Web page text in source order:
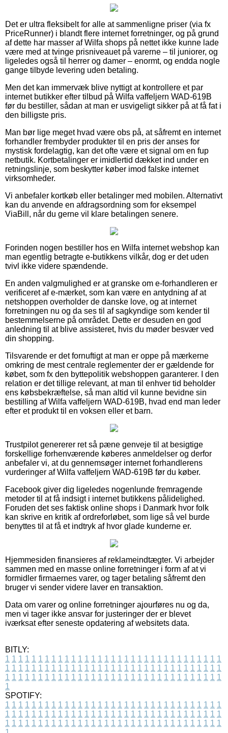
Det er ultra fleksibelt for alle at sammenligne priser (via fx
PriceRunner) i blandt flere internet forretninger, og på grund
af dette har masser af Wilfa shops på nettet ikke kunne lade
være med at tvinge prisniveauet på varerne – til juniorer, og
ligeledes også til herrer og damer – enormt, og endda nogle
gange tilbyde levering uden betaling.
Men det kan immervæk blive nyttigt at kontrollere et par
internet butikker efter tilbud på Wilfa vaffeljern WAD-619B
før du bestiller, sådan at man er usvigeligt sikker på at få fat i
den billigste pris.
Man bør lige meget hvad være obs på, at såfremt en internet
forhandler frembyder produkter til en pris der anses for
mystisk fordelagtig, kan det ofte være et signal om en fup
netbutik. Kortbetalinger er imidlertid dækket ind under en
retningslinje, som beskytter køber imod falske internet
virksomheder.
Vi anbefaler kortkøb eller betalinger med mobilen. Alternativt
kan du anvende en afdragsordning som for eksempel
ViaBill, når du gerne vil klare betalingen senere.
Forinden nogen bestiller hos en Wilfa internet webshop kan
man egentlig betragte e-butikkens vilkår, dog er det uden
tvivl ikke videre spændende.
En anden valgmulighed er at granske om e-forhandleren er
verificeret af e-mærket, som kan være en antydning af at
netshoppen overholder de danske love, og at internet
forretningen nu og da ses til af sagkyndige som kender til
bestemmelserne på området. Dette er desuden en god
anledning til at blive assisteret, hvis du møder besvær ved
din shopping.
Tilsvarende er det fornuftigt at man er oppe på mærkerne
omkring de mest centrale reglementer der er gældende for
købet, som fx den byttepolitik webshoppen garanterer. I den
relation er det tillige relevant, at man til enhver tid beholder
ens købsbekræftelse, så man altid vil kunne bevidne sin
bestilling af Wilfa vaffeljern WAD-619B, hvad end man leder
efter et produkt til en voksen eller et barn.
Trustpilot genererer ret så pæne genveje til at besigtige
forskellige forhenværende køberes anmeldelser og derfor
anbefaler vi, at du gennemsøger internet forhandlerens
vurderinger af Wilfa vaffeljern WAD-619B før du køber.
Facebook giver dig ligeledes nogenlunde fremragende
metoder til at få indsigt i internet butikkens pålidelighed.
Foruden det ses faktisk online shops i Danmark hvor folk
kan skrive en kritik af ordreforløbet, som lige så vel burde
benyttes til at få et indtryk af hvor glade kunderne er.
Hjemmesiden finansieres af reklameindtægter. Vi arbejder
sammen med en masse online forretninger i form af at vi
formidler firmaernes varer, og tager betaling såfremt den
bruger vi sender videre laver en transaktion.
Data om varer og online forretninger ajourføres nu og da,
men vi tager ikke ansvar for justeringer der er blevet
iværksat efter seneste opdatering af websitets data.
BITLY:
1 1 1 1 1 1 1 1 1 1 1 1 1 1 1 1 1 1 1 1 1 1 1 1 1 1 1 1 1 1 1 1 1
1 1 1 1 1 1 1 1 1 1 1 1 1 1 1 1 1 1 1 1 1 1 1 1 1 1 1 1 1 1 1 1 1
1 1 1 1 1 1 1 1 1 1 1 1 1 1 1 1 1 1 1 1 1 1 1 1 1 1 1 1 1 1 1 1 1
1
SPOTIFY:
1 1 1 1 1 1 1 1 1 1 1 1 1 1 1 1 1 1 1 1 1 1 1 1 1 1 1 1 1 1 1 1 1
1 1 1 1 1 1 1 1 1 1 1 1 1 1 1 1 1 1 1 1 1 1 1 1 1 1 1 1 1 1 1 1 1
1 1 1 1 1 1 1 1 1 1 1 1 1 1 1 1 1 1 1 1 1 1 1 1 1 1 1 1 1 1 1 1 1